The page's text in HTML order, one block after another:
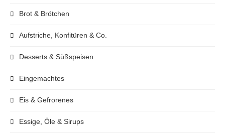
Brot & Brötchen
Aufstriche, Konfitüren & Co.
Desserts & Süßspeisen
Eingemachtes
Eis & Gefrorenes
Essige, Öle & Sirups